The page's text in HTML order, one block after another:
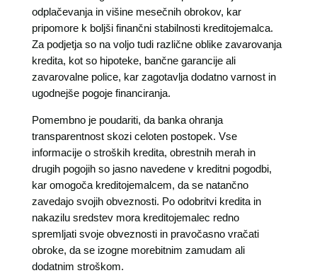
odplačevanja in višine mesečnih obrokov, kar
pripomore k boljši finančni stabilnosti kreditojemalca.
Za podjetja so na voljo tudi različne oblike zavarovanja
kredita, kot so hipoteke, bančne garancije ali
zavarovalne police, kar zagotavlja dodatno varnost in
ugodnejše pogoje financiranja.
Pomembno je poudariti, da banka ohranja
transparentnost skozi celoten postopek. Vse
informacije o stroških kredita, obrestnih merah in
drugih pogojih so jasno navedene v kreditni pogodbi,
kar omogoča kreditojemalcem, da se natančno
zavedajo svojih obveznosti. Po odobritvi kredita in
nakazilu sredstev mora kreditojemalec redno
spremljati svoje obveznosti in pravočasno vračati
obroke, da se izogne morebitnim zamudam ali
dodatnim stroškom.